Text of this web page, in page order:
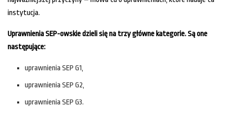
instytucja.
Uprawnienia SEP-owskie dzieli się na trzy główne kategorie. Są one
następujące:
uprawnienia SEP G1,
uprawnienia SEP G2,
uprawnienia SEP G3.